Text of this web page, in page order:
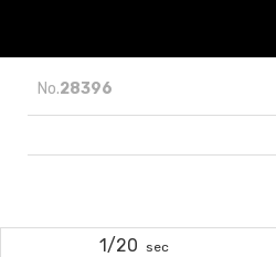
No.28396
sec
1/20